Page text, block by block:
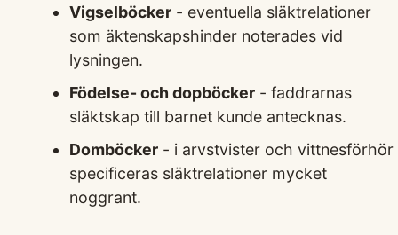
Vigselböcker- eventuella släktrelationer
som äktenskapshinder noterades vid
lysningen.
Födelse- och dopböcker- faddrarnas
släktskap till barnet kunde antecknas.
Domböcker- i arvstvister och vittnesförhör
specificeras släktrelationer mycket
noggrant.